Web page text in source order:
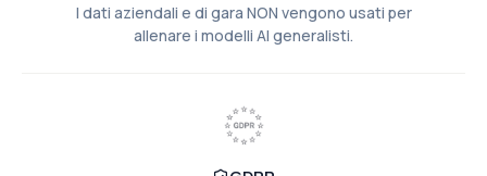
I dati aziendali e di gara NON vengono usati per
allenare i modelli AI generalisti.